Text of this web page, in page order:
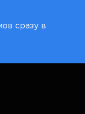
сразу в